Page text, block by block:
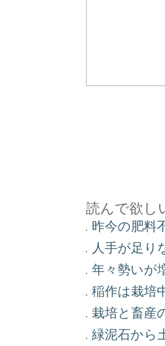
読んで欲し
昨今の肥料
人手が足り
年々勢いが
稲作は栽培
栽培と畜産
緑泥石から